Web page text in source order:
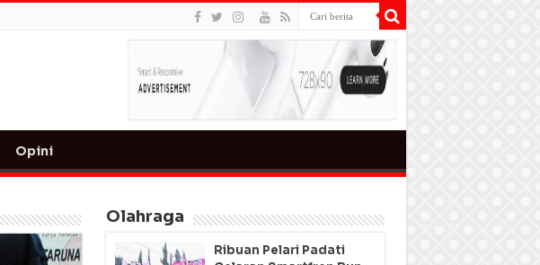
Opini
Olahraga
Ribuan Pelari Padati